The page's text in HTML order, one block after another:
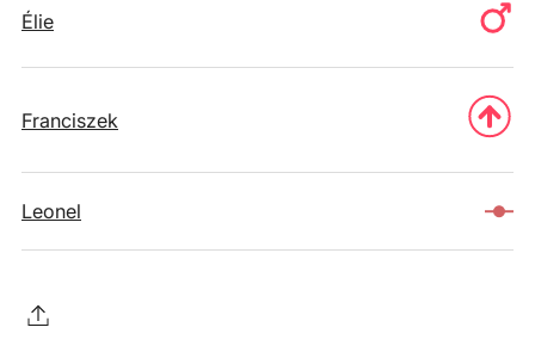
Élie
Franciszek
Leonel